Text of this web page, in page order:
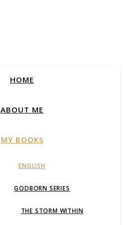
HOME
ABOUT ME
MY BOOKS
ENGLISH
GODBORN SERIES
THE STORM WITHIN